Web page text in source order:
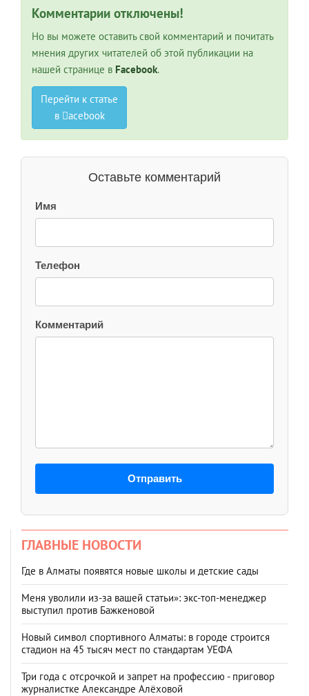
Комментарии отключены!
Но вы можете оставить свой комментарий и почитать
мнения других читателей об этой публикации на
нашей странице в Facebook.
Перейти к статье
в
acebook
Оставьте комментарий
Имя
Телефон
Комментарий
Отправить
ГЛАВНЫЕ НОВОСТИ
Где в Алматы появятся новые школы и детские сады
Меня уволили из-за вашей статьи»: экс-топ-менеджер
выступил против Бажкеновой
Новый символ спортивного Алматы: в городе строится
стадион на 45 тысяч мест по стандартам УЕФА
Три года с отсрочкой и запрет на профессию - приговор
журналистке Александре Алёховой